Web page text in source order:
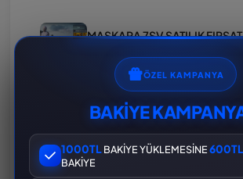
MASKARA 7SV SATILIK
1600 TL
PUBG BUZ 6 LEVEL HESAP
1000 TL
ÖZEL KAMPANYA
BAKİYE
1000TLBAKİYE YÜKLEMESİNE600TL
BAKİYE